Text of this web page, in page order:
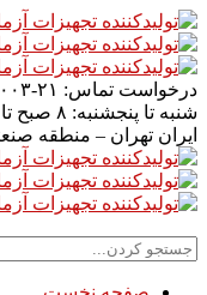
درخواست تماس: ۲۱-۶۶۸۰۴۰۰۳ (۹۸+)
شنبه تا پنجشنبه: ۸ صبح تا ۶ عصر
ایران تهران – منطقه